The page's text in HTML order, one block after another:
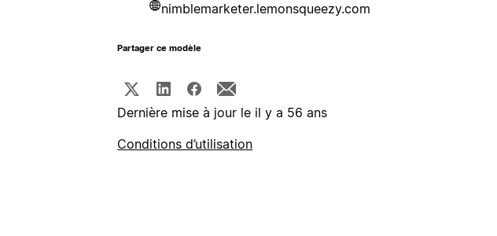
nimblemarketer.lemonsqueezy.com
Partager ce modèle
Dernière mise à jour le il y a 56 ans
Conditions d’utilisation